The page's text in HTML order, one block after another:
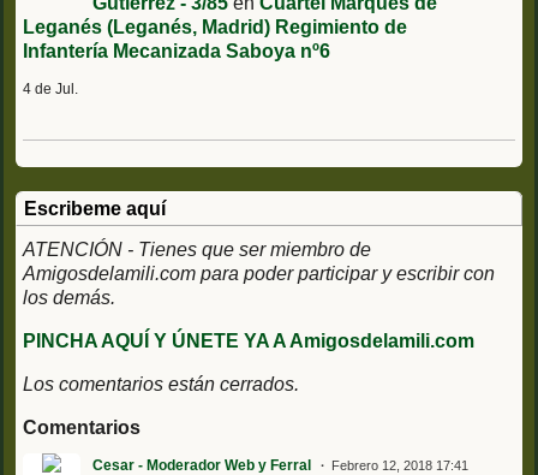
Leganés (Leganés, Madrid) Regimiento de
Infantería Mecanizada Saboya nº6
4 de Jul.
Escribeme aquí
ATENCIÓN - Tienes que ser miembro de
Amigosdelamili.com para poder participar y escribir con
los demás.
PINCHA AQUÍ Y ÚNETE YA A Amigosdelamili.com
Los comentarios están cerrados.
Comentarios
Cesar - Moderador Web y Ferral Febrero 12, 2018 17:41